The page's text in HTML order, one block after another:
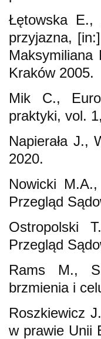
Łętowska E.,
przyjazna,
Maksymiliana
Kraków 2005.
Mik C.,
praktyki, vol.
Napierała J.,
2020.
Nowicki
Przegląd
Ostropolski
Przegląd
Rams M.,
brzmienia i
Roszkiewicz
w prawie Unii